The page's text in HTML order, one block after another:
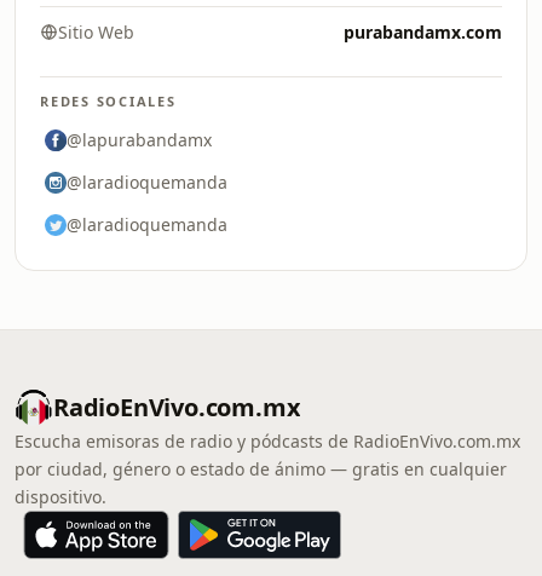
Sitio Web purabandamx.com
REDES SOCIALES
@lapurabandamx
@laradioquemanda
@laradioquemanda
RadioEnVivo.com.mx
Escucha emisoras de radio y pódcasts de RadioEnVivo.com.mx
por ciudad, género o estado de ánimo — gratis en cualquier
dispositivo.